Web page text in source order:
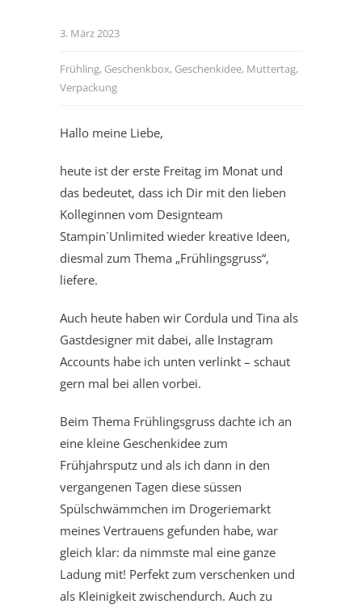
3. März 2023
Frühling, Geschenkbox, Geschenkidee, Muttertag,
Verpackung
Hallo meine Liebe,
heute ist der erste Freitag im Monat und
das bedeutet, dass ich Dir mit den lieben
Kolleginnen vom Designteam
Stampin`Unlimited wieder kreative Ideen,
diesmal zum Thema „Frühlingsgruss“,
liefere.
Auch heute haben wir Cordula und Tina als
Gastdesigner mit dabei, alle Instagram
Accounts habe ich unten verlinkt – schaut
gern mal bei allen vorbei.
Beim Thema Frühlingsgruss dachte ich an
eine kleine Geschenkidee zum
Frühjahrsputz und als ich dann in den
vergangenen Tagen diese süssen
Spülschwämmchen im Drogeriemarkt
meines Vertrauens gefunden habe, war
gleich klar: da nimmste mal eine ganze
Ladung mit! Perfekt zum verschenken und
als Kleinigkeit zwischendurch. Auch zu